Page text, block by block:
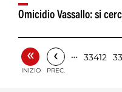
Omicidio Vassallo: si
«
INIZIO
‹
PREC.
… 33412